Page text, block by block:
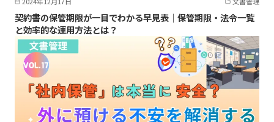
契約書の保管期限が一目でわかる早見表｜保管期限・法令一覧
と効率的な運用方法とは？